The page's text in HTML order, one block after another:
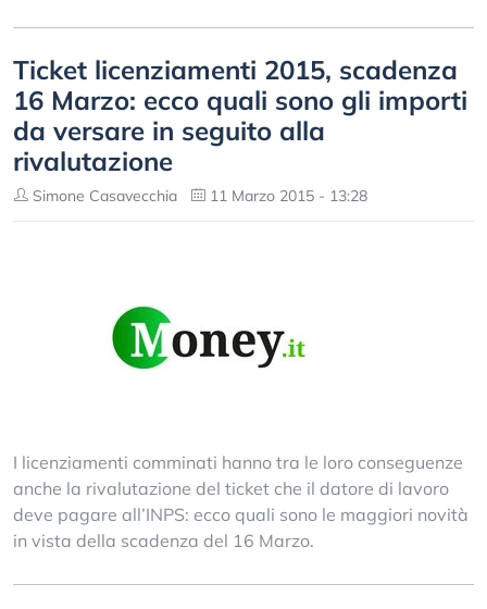
Ticket licenziamenti 2015, scadenza
16 Marzo: ecco quali sono gli importi
da versare in seguito alla
rivalutazione
Simone Casavecchia 11 Marzo 2015 - 13:28
I licenziamenti comminati hanno tra le loro conseguenze
anche la rivalutazione del ticket che il datore di lavoro
deve pagare all’INPS: ecco quali sono le maggiori novità
in vista della scadenza del 16 Marzo.